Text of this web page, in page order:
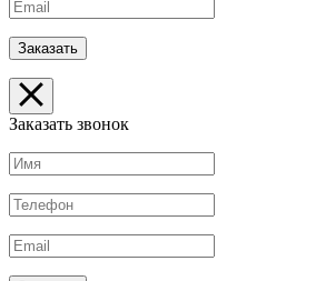
Заказать звонок